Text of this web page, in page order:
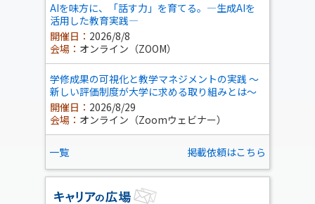
AIを味方に、「話す力」を育てる。―生成AIを
活用した教育実践―
開催日： 2026/8/8
会場： オンライン（ZOOM）
学修成果の可視化と教学マネジメントの実践 ～
新しい評価制度が大学に求める取り組みとは～
開催日： 2026/8/29
会場： オンライン（Zoomウェビナー）
一覧 掲載依頼はこちら